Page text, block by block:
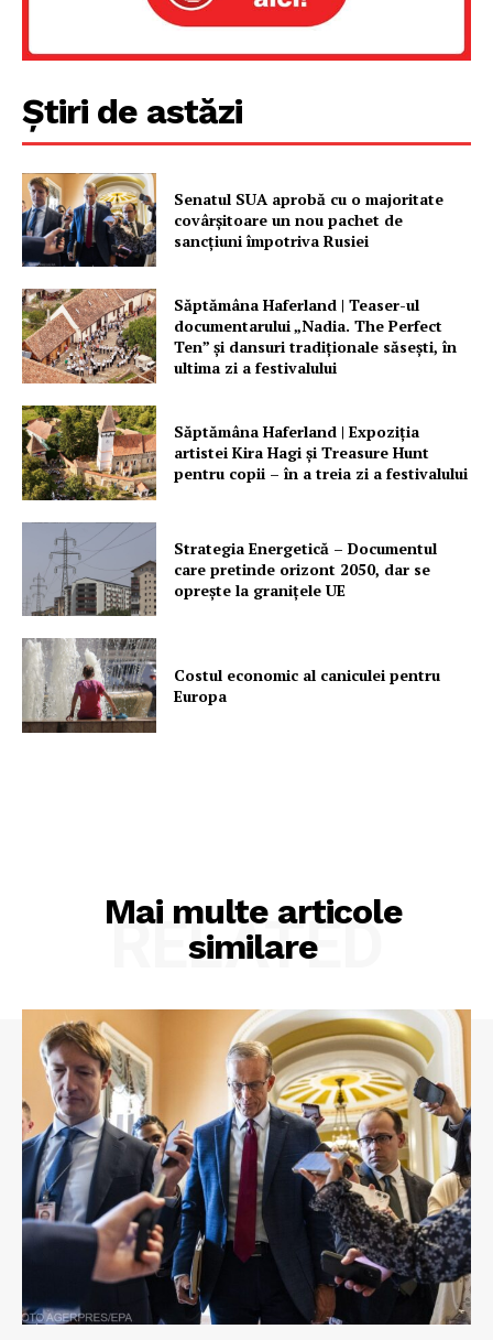
Știri de astăzi
Senatul SUA aprobă cu o majoritate
covârșitoare un nou pachet de
sancțiuni împotriva Rusiei
Săptămâna Haferland | Teaser-ul
documentarului „Nadia. The Perfect
Ten” şi dansuri tradiţionale săseşti, în
ultima zi a festivalului
Săptămâna Haferland | Expoziţia
artistei Kira Hagi şi Treasure Hunt
pentru copii – în a treia zi a festivalului
Strategia Energetică – Documentul
care pretinde orizont 2050, dar se
oprește la granițele UE
Costul economic al caniculei pentru
Europa
Mai multe articole
similare
RELATED